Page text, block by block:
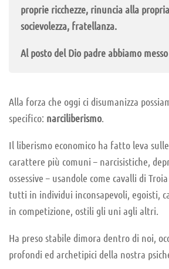
proprie ricchezze, rinuncia alla
socievolezza, fratellanza.
Al posto del Dio padre abbiamo
Alla forza che oggi ci disumanizza
specifico: narciliberismo.
Il liberismo economico ha fatto leva
carattere più comuni – narcisistiche,
ossessive – usandole come cavalli di
tutti in individui inconsapevoli, egoisti,
in competizione, ostili gli uni agli altri.
Ha preso stabile dimora dentro di noi,
profondi ed archetipici della nostra